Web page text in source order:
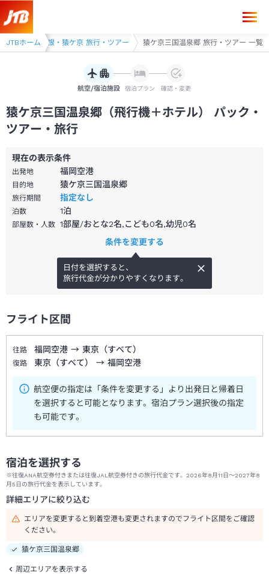
JTBホーム
水上・奥利根・猿ケ京 旅行・ツアー 猿ケ京三国温泉郷 旅行・ツアー 一覧
航空/宿泊施設 宿泊プラン 確認・変更
猿ケ京三国温泉郷（飛行機＋ホテル） パック・
ツアー・旅行
現在の表示条件
出発地 福岡空港
目的地 猿ケ京三国温泉郷
旅行期間 指定なし
泊数 1泊
部屋数・人数 1部屋/おとな2名,こども0名,幼児0名
条件を変更する
日付を選択すると、
旅行代金が分かりやすくなります。
フライト区間
往路 福岡空港 → 東京（すべて）
復路 東京（すべて） → 福岡空港
航空便の指定は「条件を変更する」より出発日と帰着日
を選択すると可能となります。宿泊プラン選択後の指定
も可能です。
宿泊を選択する
※往復ANA航空券付きまたは往復JAL航空券付きの旅行代金です。2026年8月11日～2027年8
月5日の旅行代金を表示しています。
詳細エリアに絞り込む
エリアを変更すると到着空港も変更されますのでフライト区間をご確認
ください。
猿ケ京三国温泉郷
周辺エリアを表示する